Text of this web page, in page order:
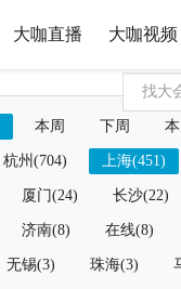
大咖直播 大咖视频
本周 下周
杭州(704) 上海(451)
厦门(24) 长沙(22)
济南(8) 在线(8)
无锡(3) 珠海(3)